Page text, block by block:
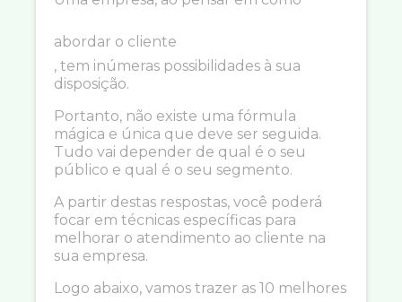
abordar o cliente
, tem inúmeras possibilidades à sua
disposição.
Portanto, não existe uma fórmula
mágica e única que deve ser seguida.
Tudo vai depender de qual é o seu
público e qual é o seu segmento.
A partir destas respostas, você poderá
focar em técnicas específicas para
melhorar o atendimento ao cliente na
sua empresa.
Logo abaixo, vamos trazer as 10 melhores